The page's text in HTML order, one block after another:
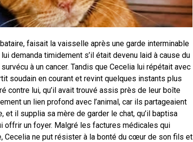
faisait la vaisselle après une garde interminable
demanda timidement s’il était devenu laid à cause du
à un cancer. Tandis que Cecelia lui répétait avec
soudain en courant et revint quelques instants plus
contre lui, qu’il avait trouvé assis près de leur boîte
un lien profond avec l’animal, car ils partageaient
il supplia sa mère de garder le chat, qu’il baptisa
offrir un foyer. Malgré les factures médicales qui
Cecelia ne put résister à la bonté du cœur de son fils et